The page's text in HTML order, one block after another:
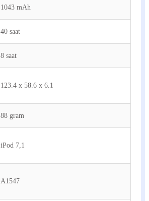
1043 mAh
40 saat
8 saat
123.4 x 58.6 x 6.1
88 gram
iPod 7,1
A1547